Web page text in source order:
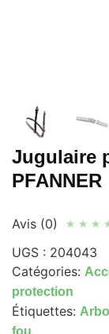
Jugulaire
PFANNER
Avis (0) ★ ★ ★
UGS : 204043
Catégories:
protection
Étiquettes: